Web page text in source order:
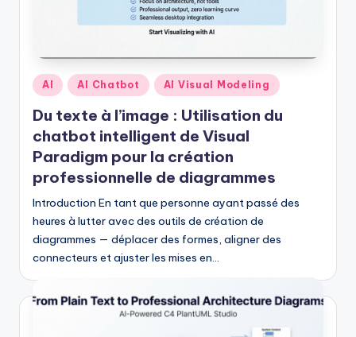
n
d
u
s
t
r
y
U
p
Posted
in
AI AI Chatbot AI Visual Modeling
Du texte à l’image : Utilisation du
chatbot intelligent de Visual
Paradigm pour la création
professionnelle de diagrammes
Introduction En tant que personne ayant passé des
heures à lutter avec des outils de création de
diagrammes — déplacer des formes, aligner des
connecteurs et ajuster les mises en…